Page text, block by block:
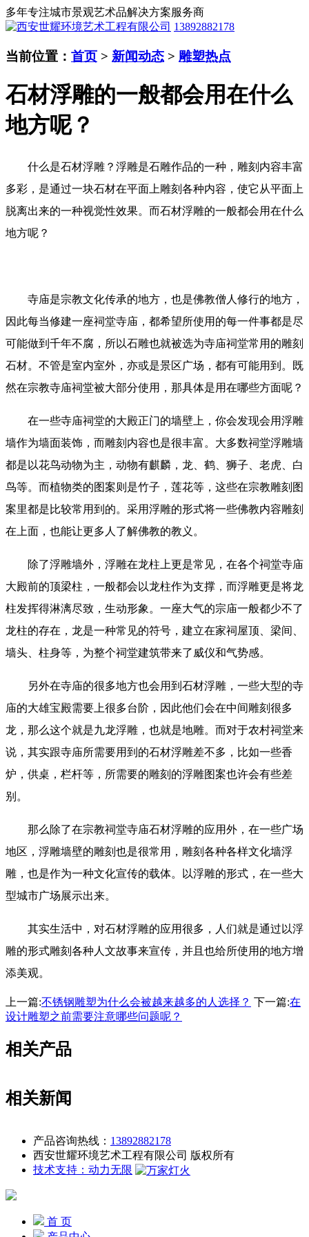
多年专注城市景观艺术品解决方案服务商
13892882178
当前位置： 首页 > 新闻动态 > 雕塑热点
石材浮雕的一般都会用在什么
地方呢？
什么是石材浮雕？浮雕是石雕作品的一种，雕刻内容丰富
多彩，是通过一块石材在平面上雕刻各种内容，使它从平面上
脱离出来的一种视觉性效果。而石材浮雕的一般都会用在什么
地方呢？
寺庙是宗教文化传承的地方，也是佛教僧人修行的地方，
因此每当修建一座祠堂寺庙，都希望所使用的每一件事都是尽
可能做到千年不腐，所以石雕也就被选为寺庙祠堂常用的雕刻
石材。不管是室内室外，亦或是景区广场，都有可能用到。既
然在宗教寺庙祠堂被大部分使用，那具体是用在哪些方面呢？
在一些寺庙祠堂的大殿正门的墙壁上，你会发现会用浮雕
墙作为墙面装饰，而雕刻内容也是很丰富。大多数祠堂浮雕墙
都是以花鸟动物为主，动物有麒麟，龙、鹤、狮子、老虎、白
鸟等。而植物类的图案则是竹子，莲花等，这些在宗教雕刻图
案里都是比较常用到的。采用浮雕的形式将一些佛教内容雕刻
在上面，也能让更多人了解佛教的教义。
除了浮雕墙外，浮雕在龙柱上更是常见，在各个祠堂寺庙
大殿前的顶梁柱，一般都会以龙柱作为支撑，而浮雕更是将龙
柱发挥得淋漓尽致，生动形象。一座大气的宗庙一般都少不了
龙柱的存在，龙是一种常见的符号，建立在家祠屋顶、梁间、
墙头、柱身等，为整个祠堂建筑带来了威仪和气势感。
另外在寺庙的很多地方也会用到石材浮雕，一些大型的寺
庙的大雄宝殿需要上很多台阶，因此他们会在中间雕刻很多
龙，那么这个就是九龙浮雕，也就是地雕。而对于农村祠堂来
说，其实跟寺庙所需要用到的石材浮雕差不多，比如一些香
炉，供桌，栏杆等，所需要的雕刻的浮雕图案也许会有些差
别。
那么除了在宗教祠堂寺庙石材浮雕的应用外，在一些广场
地区，浮雕墙壁的雕刻也是很常用，雕刻各种各样文化墙浮
雕，也是作为一种文化宣传的载体。以浮雕的形式，在一些大
型城市广场展示出来。
其实生活中，对石材浮雕的应用很多，人们就是通过以浮
雕的形式雕刻各种人文故事来宣传，并且也给所使用的地方增
添美观。
上一篇:不锈钢雕塑为什么会被越来越多的人选择？ 下一篇:在
设计雕塑之前需要注意哪些问题呢？
相关产品
相关新闻
产品咨询热线： 13892882178
西安世耀环境艺术工程有限公司 版权所有
技术支持：动力无限
首 页